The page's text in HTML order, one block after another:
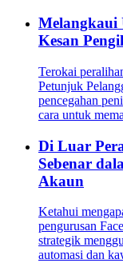
Melangkaui
Kesan
Terokai
Petunjuk
pencegahan
cara untuk
Di Luar
Sebenar
Akaun
Ketahui
pengurusan
strategik
automasi dan